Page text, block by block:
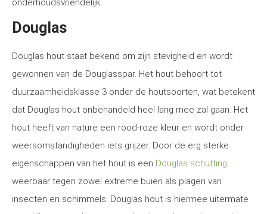
onderhoudsvriendelijk.
Douglas
Douglas hout staat bekend om zijn stevigheid en wordt
gewonnen van de Douglasspar. Het hout behoort tot
duurzaamheidsklasse 3 onder de houtsoorten, wat betekent
dat Douglas hout onbehandeld heel lang mee zal gaan. Het
hout heeft van nature een rood-roze kleur en wordt onder
weersomstandigheden iets grijzer. Door de erg sterke
eigenschappen van het hout is een Douglas schutting
weerbaar tegen zowel extreme buien als plagen van
insecten en schimmels. Douglas hout is hiermee uitermate